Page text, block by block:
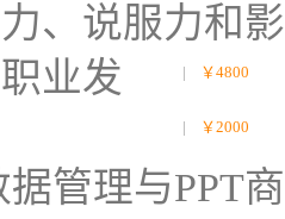
、说服力和
| ￥4800
业发
| ￥2000
据管理与PPT